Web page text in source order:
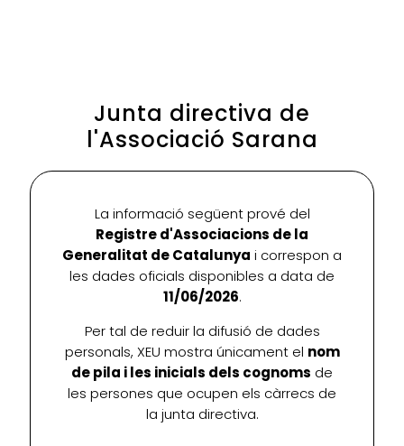
Junta directiva de
l'Associació Sarana
La informació següent prové del
Registre d'Associacions de la
Generalitat de Catalunya i correspon a
les dades oficials disponibles a data de
11/06/2026.
Per tal de reduir la difusió de dades
personals, XEU mostra únicament el nom
de pila i les inicials dels cognoms de
les persones que ocupen els càrrecs de
la junta directiva.